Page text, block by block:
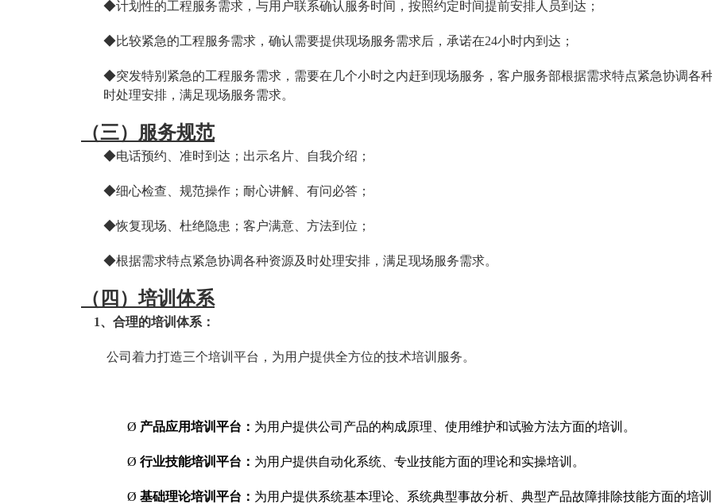
◆计划性的工程服务需求，与用户联系确认服务时间，按照约定时间提前安排人员到达；
◆比较紧急的工程服务需求，确认需要提供现场服务需求后，承诺在24小时内到达；
◆突发特别紧急的工程服务需求，需要在几个小时之内赶到现场服务，客户服务部根据需求特点紧急协调各
时处理安排，满足现场服务需求。
（三）服务规范
◆电话预约、准时到达；出示名片、自我介绍；
◆细心检查、规范操作；耐心讲解、有问必答；
◆恢复现场、杜绝隐患；客户满意、方法到位；
◆根据需求特点紧急协调各种资源及时处理安排，满足现场服务需求。
（四）培训体系
1、合理的培训体系：
公司着力打造三个培训平台，为用户提供全方位的技术培训服务。
Ø 产品应用培训平台： 为用户提供公司产品的构成原理、使用维护和试验方法方面的培训。
Ø 行业技能培训平台： 为用户提供自动化系统、专业技能方面的理论和实操培训。
Ø 基础理论培训平台： 为用户提供系统基本理论、系统典型事故分析、典型产品故障排除技能方面的培